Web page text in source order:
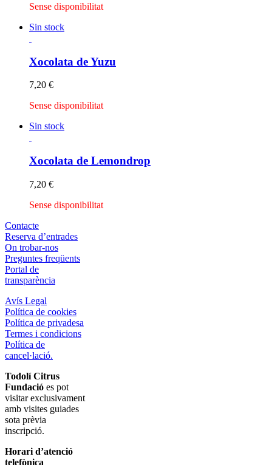
Sense disponibilitat
Sin stock
Xocolata de Yuzu
7,20 €
Sense disponibilitat
Sin stock
Xocolata de Lemondrop
7,20 €
Sense disponibilitat
Contacte
Reserva d’entrades
On trobar-nos
Preguntes freqüents
Portal de
transparència
Avís Legal
Política de cookies
Política de privadesa
Termes i condicions
Política de
cancel·lació.
Todolí Citrus
Fundació es pot
visitar exclusivament
amb visites guiades
sota prèvia
inscripció.
Horari d’atenció
telefònica